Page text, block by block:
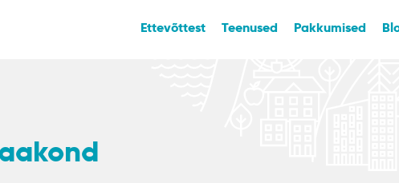
Ettevõttest Teenused Pakkumised